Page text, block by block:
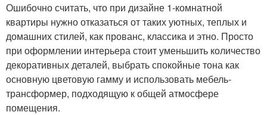
Ошибочно считать, что при дизайне 1-комнатной
квартиры нужно отказаться от таких уютных, теплых и
домашних стилей, как прованс, классика и этно. Просто
при оформлении интерьера стоит уменьшить количество
декоративных деталей, выбрать спокойные тона как
основную цветовую гамму и использовать мебель-
трансформер, подходящую к общей атмосфере
помещения.